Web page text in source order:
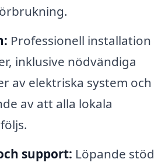
Professionell installation
inklusive nödvändiga
av elektriska system och
av att alla lokala
support: Löpande stöd